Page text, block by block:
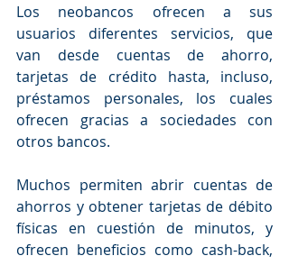
Los neobancos ofrecen a sus
usuarios diferentes servicios, que
van desde cuentas de ahorro,
tarjetas de crédito hasta, incluso,
préstamos personales, los cuales
ofrecen gracias a sociedades con
otros bancos.
Muchos permiten abrir cuentas de
ahorros y obtener tarjetas de débito
físicas en cuestión de minutos, y
ofrecen beneficios como cash-back,